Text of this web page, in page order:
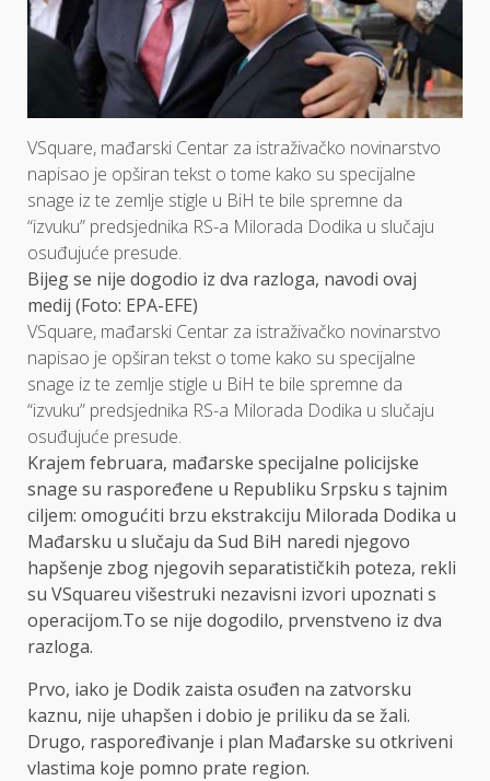
VSquare, mađarski Centar za istraživačko novinarstvo
napisao je opširan tekst o tome kako su specijalne
snage iz te zemlje stigle u BiH te bile spremne da
“izvuku” predsjednika RS-a Milorada Dodika u slučaju
osuđujuće presude.
Bijeg se nije dogodio iz dva razloga, navodi ovaj
medij (Foto: EPA-EFE)
VSquare, mađarski Centar za istraživačko novinarstvo
napisao je opširan tekst o tome kako su specijalne
snage iz te zemlje stigle u BiH te bile spremne da
“izvuku” predsjednika RS-a Milorada Dodika u slučaju
osuđujuće presude.
Krajem februara, mađarske specijalne policijske
snage su raspoređene u Republiku Srpsku s tajnim
ciljem: omogućiti brzu ekstrakciju Milorada Dodika u
Mađarsku u slučaju da Sud BiH naredi njegovo
hapšenje zbog njegovih separatističkih poteza, rekli
su VSquareu višestruki nezavisni izvori upoznati s
operacijom.To se nije dogodilo, prvenstveno iz dva
razloga.
Prvo, iako je Dodik zaista osuđen na zatvorsku
kaznu, nije uhapšen i dobio je priliku da se žali.
Drugo, raspoređivanje i plan Mađarske su otkriveni
vlastima koje pomno prate region.